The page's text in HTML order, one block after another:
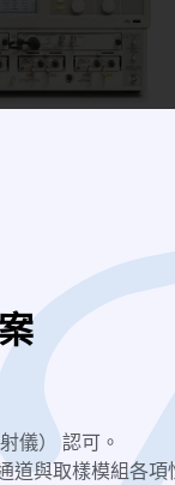
操作流
供靜電風險診
儀） 認可。
道與取樣模組各項